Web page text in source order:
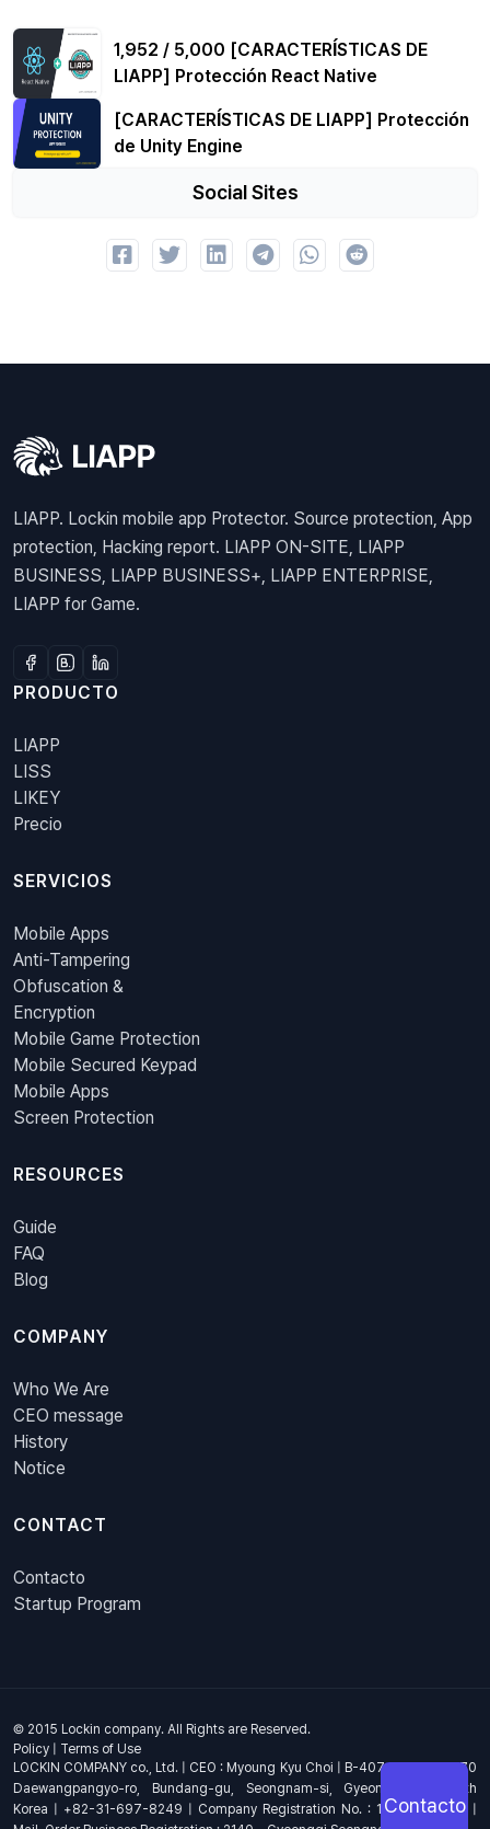
1,952 / 5,000 [CARACTERÍSTICAS DE
LIAPP] Protección React Native
[CARACTERÍSTICAS DE LIAPP] Protección
de Unity Engine
Social Sites
LIAPP. Lockin mobile app Protector. Source protection, App
protection, Hacking report. LIAPP ON-SITE, LIAPP
BUSINESS, LIAPP BUSINESS+, LIAPP ENTERPRISE,
LIAPP for Game.
PRODUCTO
LIAPP
LISS
LIKEY
Precio
SERVICIOS
Mobile Apps
Anti-Tampering
Obfuscation &
Encryption
Mobile Game Protection
Mobile Secured Keypad
Mobile Apps
Screen Protection
RESOURCES
Guide
FAQ
Blog
COMPANY
Who We Are
CEO message
History
Notice
CONTACT
Contacto
Startup Program
© 2015 Lockin company. All Rights are Reserved.
Policy
Terms of Use
LOCKIN COMPANY co., Ltd. | CEO : Myoung Kyu Choi | B-407, 4th Floor, 670
Daewangpangyo-ro, Bundang-gu, Seongnam-si, Gyeonggi-do, South
Korea | +82-31-697-8249 | Company Registration No. : 144-81-17703 |
Contacto